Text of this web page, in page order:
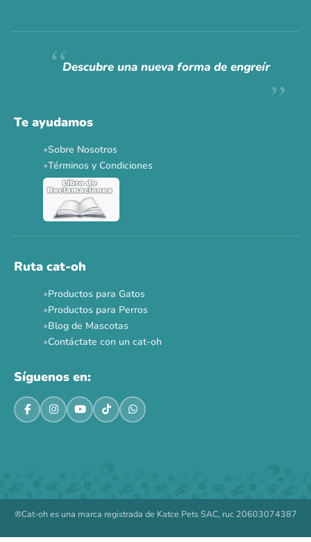
Siempre fuimosraros.
Ver todas las promos 🐾
Descubre una nueva forma de engreír
Te ayudamos
Sobre Nosotros
Términos y Condiciones
Ruta cat-oh
Productos para Gatos
Productos para Perros
Blog de Mascotas
Contáctate con un cat-oh
Síguenos en:
®Cat-oh es una marca registrada de Katce Pets SAC, ruc 20603074387